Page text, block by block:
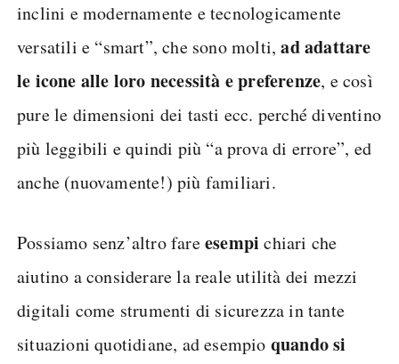
inclini e modernamente e tecnologicamente
versatili e “smart”, che sono molti,ad adattare
le icone alle loro necessità e preferenze, e così
pure le dimensioni dei tasti ecc. perché diventino
più leggibili e quindi più “a prova di errore”, ed
anche (nuovamente!) più familiari.
Possiamo senz’altro fareesempichiari che
aiutino a considerare la reale utilità dei mezzi
digitali come strumenti di sicurezza in tante
situazioni quotidiane, ad esempio quando si